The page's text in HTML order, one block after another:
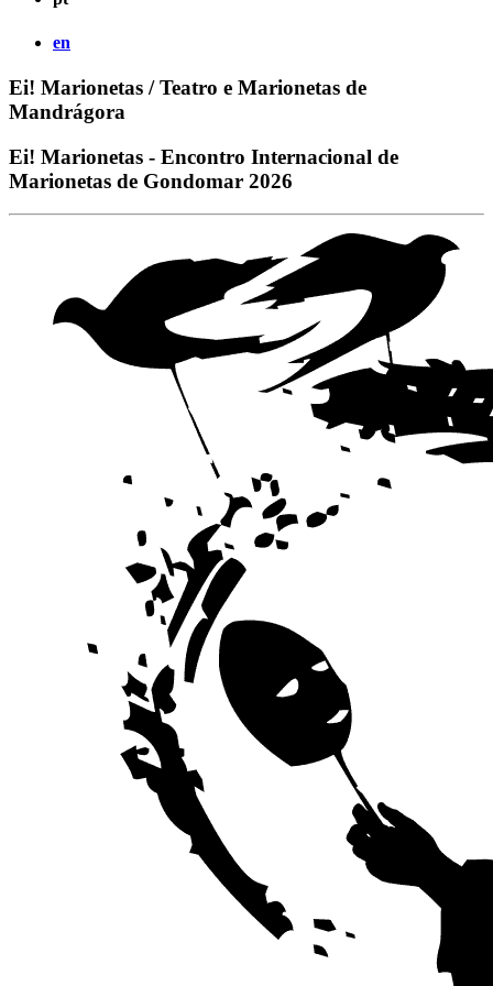
en
Ei! Marionetas / Teatro e Marionetas de
Mandrágora
Ei! Marionetas - Encontro Internacional de
Marionetas de Gondomar 2026